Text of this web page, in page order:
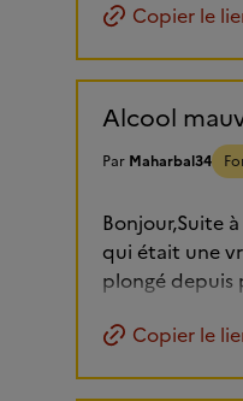
Copier le
Alcool
Par Maharbal34
Bonjour,Suite
qui était une
plongé depuis
Copier le